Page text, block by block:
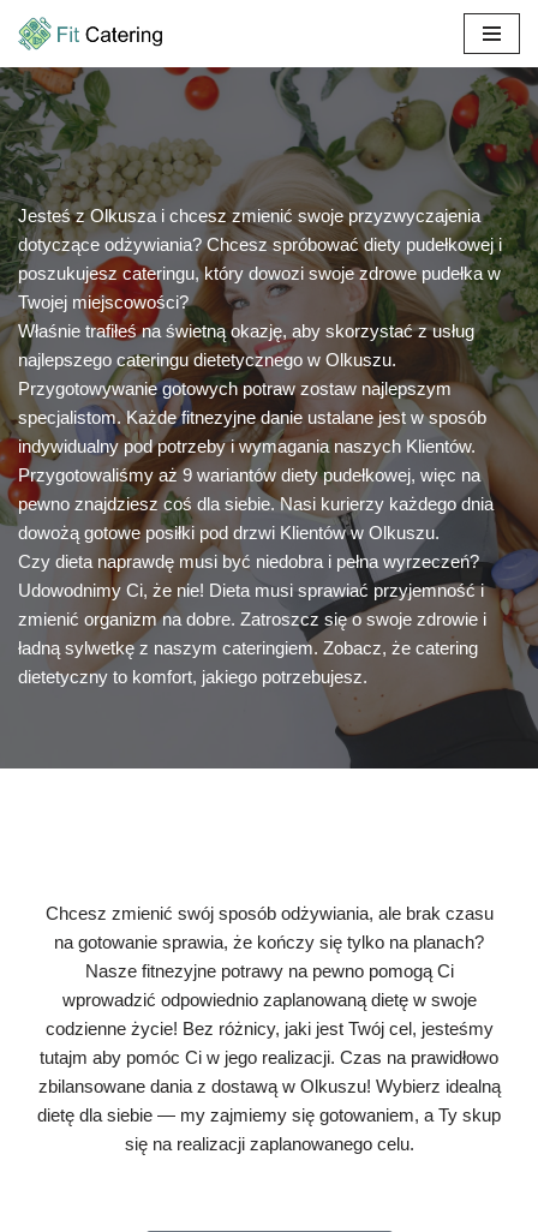
Przejdź
do
treści
Jesteś z Olkusza i chcesz zmienić swoje przyzwyczajenia
dotyczące odżywiania? Chcesz spróbować diety pudełkowej i
poszukujesz cateringu, który dowozi swoje zdrowe pudełka w
Twojej miejscowości?
Właśnie trafiłeś na świetną okazję, aby skorzystać z usług
najlepszego cateringu dietetycznego w Olkuszu.
Przygotowywanie gotowych potraw zostaw najlepszym
specjalistom. Każde fitnezyjne danie ustalane jest w sposób
indywidualny pod potrzeby i wymagania naszych Klientów.
Przygotowaliśmy aż 9 wariantów diety pudełkowej, więc na
pewno znajdziesz coś dla siebie. Nasi kurierzy każdego dnia
dowożą gotowe posiłki pod drzwi Klientów w Olkuszu.
Czy dieta naprawdę musi być niedobra i pełna wyrzeczeń?
Udowodnimy Ci, że nie! Dieta musi sprawiać przyjemność i
zmienić organizm na dobre. Zatroszcz się o swoje zdrowie i
ładną sylwetkę z naszym cateringiem. Zobacz, że catering
dietetyczny to komfort, jakiego potrzebujesz.
Chcesz zmienić swój sposób odżywiania, ale brak czasu
na gotowanie sprawia, że kończy się tylko na planach?
Nasze fitnezyjne potrawy na pewno pomogą Ci
wprowadzić odpowiednio zaplanowaną dietę w swoje
codzienne życie! Bez różnicy, jaki jest Twój cel, jesteśmy
tutajm aby pomóc Ci w jego realizacji. Czas na prawidłowo
zbilansowane dania z dostawą w Olkuszu! Wybierz idealną
dietę dla siebie — my zajmiemy się gotowaniem, a Ty skup
się na realizacji zaplanowanego celu.